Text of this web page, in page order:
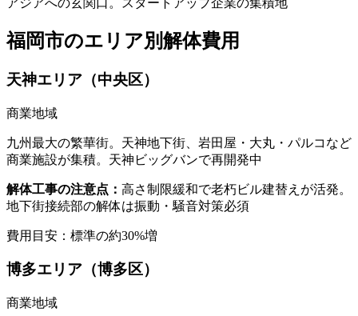
アジアへの玄関口。スタートアップ企業の集積地
福岡市のエリア別解体費用
天神エリア（中央区）
商業地域
九州最大の繁華街。天神地下街、岩田屋・大丸・パルコなど
商業施設が集積。天神ビッグバンで再開発中
解体工事の注意点： 高さ制限緩和で老朽ビル建替えが活発。
地下街接続部の解体は振動・騒音対策必須
費用目安：標準の約30%増
博多エリア（博多区）
商業地域